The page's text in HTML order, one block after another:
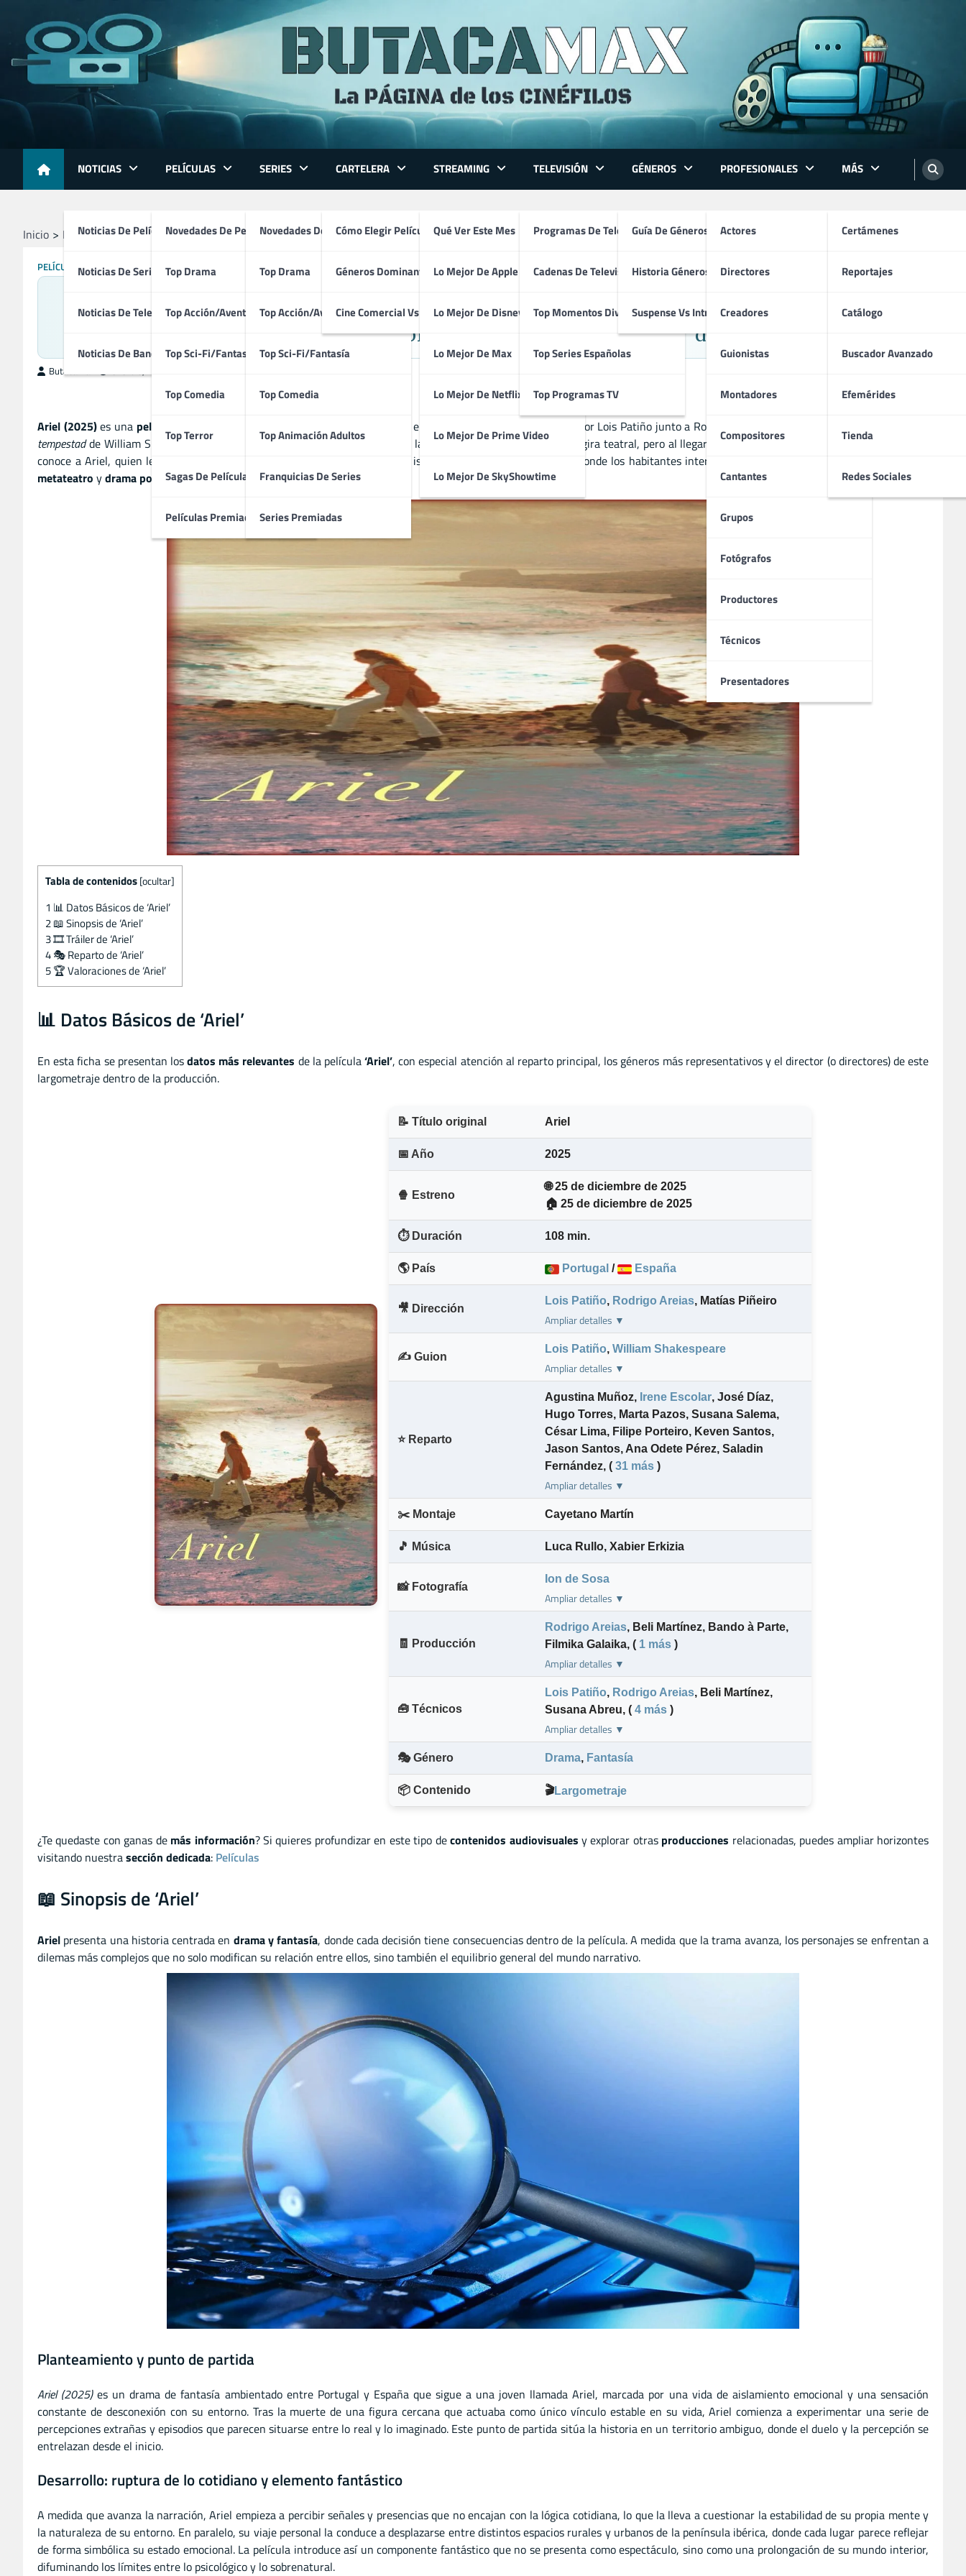
content
NOTICIAS
Noticias De Películas
Noticias De Series
Noticias De Televisión
Noticias De Bandas Sonoras
PELÍCULAS
Novedades De Películas
Top Drama
Top Acción/Aventura
Top Sci-Fi/Fantasía
Top Comedia
Top Terror
Sagas De Películas
Películas Premiadas
SERIES
Novedades De Series
Top Drama
Top Acción/Aventura
Top Sci-Fi/Fantasía
Top Comedia
Top Animación Adultos
Franquicias De Series
Series Premiadas
CARTELERA
Cómo Elegir Película
Géneros Dominantes
Cine Comercial Vs Autor
STREAMING
Qué Ver Este Mes
Lo Mejor De Apple TV
Lo Mejor De Disney+
Lo Mejor De Max
Lo Mejor De Netflix
Lo Mejor De Prime Video
Lo Mejor De SkyShowtime
TELEVISIÓN
Programas De Televisión
Cadenas De Televisión
Top Momentos Divertidos
Top Series Españolas
Top Programas TV
GÉNEROS
Guía De Géneros
Historia Géneros TV
Suspense Vs Intriga
PROFESIONALES
Actores
Directores
Creadores
Guionistas
Montadores
Compositores
Cantantes
Grupos
Fotógrafos
Productores
Técnicos
Presentadores
MÁS
Certámenes
Reportajes
Catálogo
Buscador Avanzado
Efemérides
Tienda
Redes Sociales
Inicio Películas Ariel (2025)
PELÍCULAS
Ariel (2025)
Drama Fantástico Luso-Español inspirado en ‘La tempestad’ de Shakespeare
ButacaMax
Ariel (2025)es una película de drama fantástico experimental coproducida entre Portugal y España, dirigida por Lois Patiño junto a Rodrigo Areias y Matías Piñeiro. Inspirada en
tempestadde William Shakespeare, la historia sigue a una actriz que viaja a las Azores para participar en una gira teatral, pero al llegar no encuentra a la compañía ni el teatro. Allí
conoce a Ariel, quien le revela que la obra ya ha comenzado y que toda la isla funciona como un escenario donde los habitantes interpretan personajes. El film combina
metateatro ydrama poético, explorando los límites entre ficción y realidad.
Tabla de contenidos [ocultar]
1 📊 Datos Básicos de ‘Ariel’
2📖 Sinopsis de ‘Ariel’
3🎞️ Tráiler de ‘Ariel’
4🎭 Reparto de ‘Ariel’
5🏆 Valoraciones de ‘Ariel’
📊 Datos Básicos de ‘Ariel’
En esta ficha se presentan losdatos más relevantes de la película‘Ariel’, con especial atención al reparto principal, los géneros más representativos y el director (o directores) de este
largometraje dentro de la producción.
📝 Título original Ariel
📅 Año 2025
🍿 Estreno
🌐 25 de diciembre de 2025
🏠 25 de diciembre de 2025
⏱️ Duración 108 min.
🌎 País Portugal / España
🎥 Dirección
Lois Patiño, Rodrigo Areias, Matías Piñeiro
Ampliar detalles ▼
✍️ Guion
Lois Patiño, William Shakespeare
Ampliar detalles ▼
⭐ Reparto
Agustina Muñoz, Irene Escolar, José Díaz,
Hugo Torres, Marta Pazos, Susana Salema,
César Lima, Filipe Porteiro, Keven Santos,
Jason Santos, Ana Odete Pérez, Saladin
Fernández, ( 31 más )
Ampliar detalles ▼
✂️ Montaje Cayetano Martín
🎵 Música Luca Rullo, Xabier Erkizia
📸 Fotografía
Ion de Sosa
Ampliar detalles ▼
🧾 Producción
Rodrigo Areias, Beli Martínez, Bando à Parte,
Filmika Galaika, ( 1 más )
Ampliar detalles ▼
🧰 Técnicos
Lois Patiño, Rodrigo Areias, Beli Martínez,
Susana Abreu, ( 4 más )
Ampliar detalles ▼
🎭 Género Drama, Fantasía
📦 Contenido 🎬Largometraje
¿Te quedaste con ganas de más información? Si quieres profundizar en este tipo decontenidos audiovisuales y explorar otras producciones relacionadas, puedes ampliar horizontes
visitando nuestrasección dedicada: Películas
📖 Sinopsis de ‘Ariel’
Ariel presenta una historia centrada en drama y fantasía, donde cada decisión tiene consecuencias dentro de la película. A medida que la trama avanza, los personajes se enfrentan a
dilemas más complejos que no solo modifican su relación entre ellos, sino también el equilibrio general del mundo narrativo.
Planteamiento y punto de partida
Ariel (2025)es un drama de fantasía ambientado entre Portugal y España que sigue a una joven llamada Ariel, marcada por una vida de aislamiento emocional y una sensación
constante de desconexión con su entorno. Tras la muerte de una figura cercana que actuaba como único vínculo estable en su vida, Ariel comienza a experimentar una serie de
percepciones extrañas y episodios que parecen situarse entre lo real y lo imaginado. Este punto de partida sitúa la historia en un territorio ambiguo, donde el duelo y la percepción se
entrelazan desde el inicio.
Desarrollo: ruptura de lo cotidiano y elemento fantástico
A medida que avanza la narración, Ariel empieza a percibir señales y presencias que no encajan con la lógica cotidiana, lo que la lleva a cuestionar la estabilidad de su propia mente y
la naturaleza de su entorno. En paralelo, su viaje personal la conduce a desplazarse entre distintos espacios rurales y urbanos de la península ibérica, donde cada lugar parece reflejar
de forma simbólica su estado emocional. La película introduce así un componente fantástico que no se presenta como espectáculo, sino como una prolongación de su mundo interior,
difuminando los límites entre lo psicológico y lo sobrenatural.